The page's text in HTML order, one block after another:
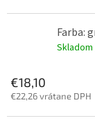
Farba:
Skladom
€18,10
€22,26 vrátane DPH